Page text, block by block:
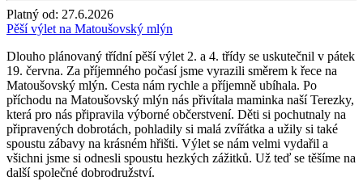
Platný od: 27.6.2026
Pěší výlet na Matoušovský mlýn
Dlouho plánovaný třídní pěší výlet 2. a 4. třídy se uskutečnil v pátek
19. června. Za příjemného počasí jsme vyrazili směrem k řece na
Matoušovský mlýn. Cesta nám rychle a příjemně ubíhala. Po
příchodu na Matoušovský mlýn nás přivítala maminka naší Terezky,
která pro nás připravila výborné občerstvení. Děti si pochutnaly na
připravených dobrotách, pohladily si malá zvířátka a užily si také
spoustu zábavy na krásném hřišti. Výlet se nám velmi vydařil a
všichni jsme si odnesli spoustu hezkých zážitků. Už teď se těšíme na
další společné dobrodružství.